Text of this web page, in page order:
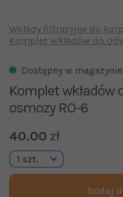
Wkłady filtracyjne do
Komplet Wkładów do
Dostępny w magazynie
Komplet wkładów
osmozy RO-6
40.00 zł
Dodaj